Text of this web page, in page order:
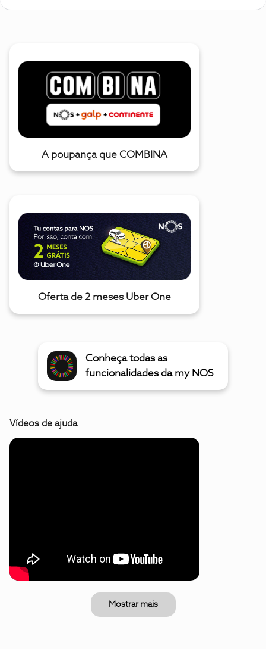
A poupança que COMBINA
Oferta de 2 meses Uber One
Conheça todas as
funcionalidades da my NOS
Vídeos de ajuda
Mostrar mais